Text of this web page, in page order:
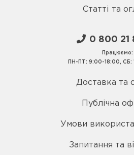
Статті та
0 800 21
Працюємо:
ПН-ПТ: 9:00-18:00, СБ:
Доставка та
Публічна
Умови
Запитання та